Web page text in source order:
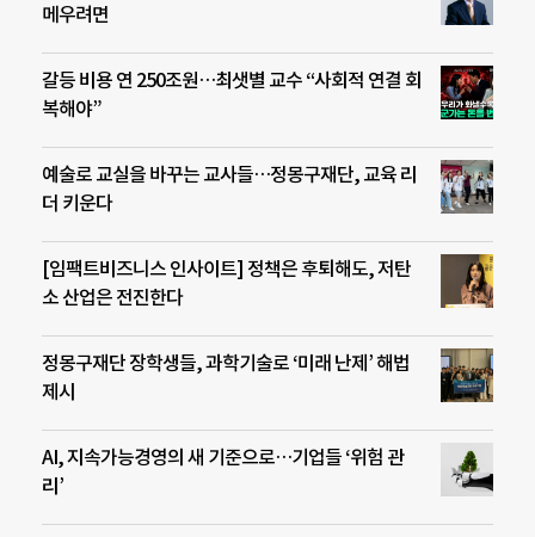
메우려면
갈등 비용 연 250조원…최샛별 교수 “사회적 연결 회
복해야”
예술로 교실을 바꾸는 교사들…정몽구재단, 교육 리
더 키운다
[임팩트비즈니스 인사이트] 정책은 후퇴해도, 저탄
소 산업은 전진한다
정몽구재단 장학생들, 과학기술로 ‘미래 난제’ 해법
제시
AI, 지속가능경영의 새 기준으로…기업들 ‘위험 관
리’